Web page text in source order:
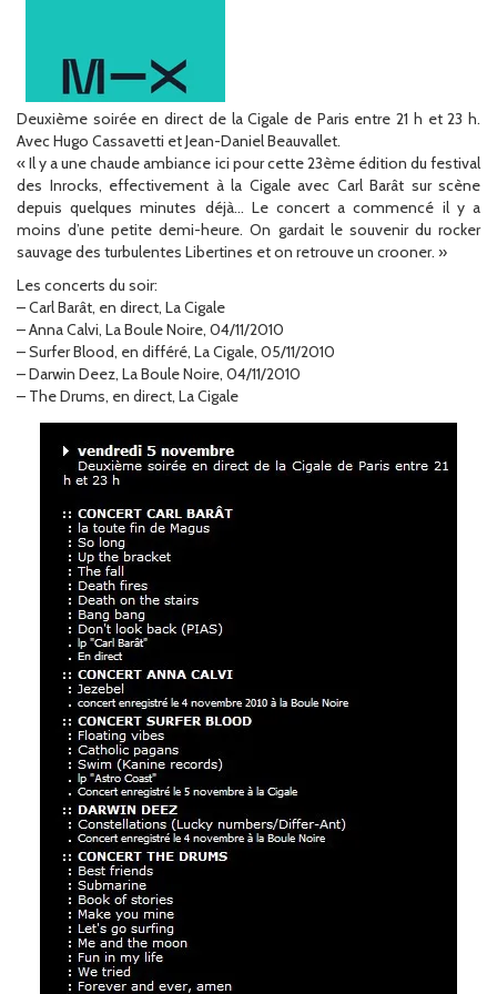
Deuxième soirée en direct de la Cigale de Paris entre 21 h et 23 h.
Avec Hugo Cassavetti et Jean-Daniel Beauvallet.
« Il y a une chaude ambiance ici pour cette 23ème édition du festival
des Inrocks, effectivement à la Cigale avec Carl Barât sur scène
depuis quelques minutes déjà… Le concert a commencé il y a
moins d’une petite demi-heure. On gardait le souvenir du rocker
sauvage des turbulentes Libertines et on retrouve un crooner. »
Les concerts du soir:
– Carl Barât, en direct, La Cigale
– Anna Calvi, La Boule Noire, 04/11/2010
– Surfer Blood, en différé, La Cigale, 05/11/2010
– Darwin Deez, La Boule Noire, 04/11/2010
– The Drums, en direct, La Cigale